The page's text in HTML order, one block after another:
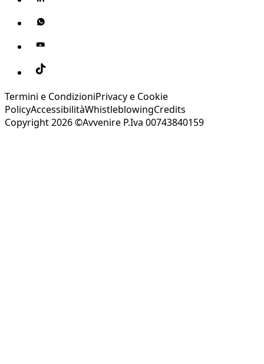
Termini e CondizioniPrivacy e Cookie
PolicyAccessibilitàWhistleblowingCredits
Copyright 2026 ©Avvenire P.Iva 00743840159